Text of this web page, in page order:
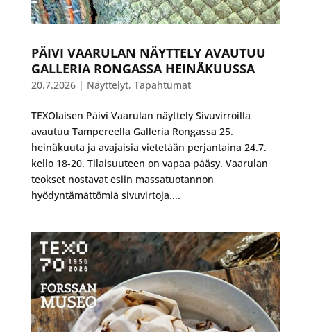
PÄIVI VAARULAN NÄYTTELY AVAUTUU
GALLERIA RONGASSA HEINÄKUUSSA
20.7.2026| Näyttelyt, Tapahtumat
TEXOlaisen Päivi Vaarulan näyttely Sivuvirroilla
avautuu Tampereella Galleria Rongassa 25.
heinäkuuta ja avajaisia vietetään perjantaina 24.7.
kello 18-20. Tilaisuuteen on vapaa pääsy. Vaarulan
teokset nostavat esiin massatuotannon
hyödyntämättömiä sivuvirtoja....